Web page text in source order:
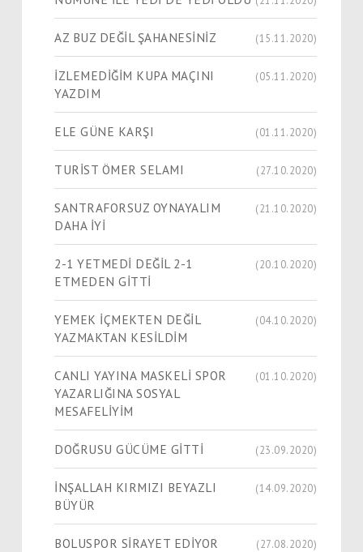
AZ BUZ DEĞİL ŞAHANESİNİZ (15.11.2020)
İZLEMEDİĞİM KUPA MAÇINI
YAZDIM
(05.11.2020)
ELE GÜNE KARŞI (01.11.2020)
TURİST ÖMER SELAMI (27.10.2020)
SANTRAFORSUZ OYNAYALIM
DAHA İYİ
(21.10.2020)
2-1 YETMEDİ DEĞİL 2-1
ETMEDEN GİTTİ
(20.10.2020)
YEMEK İÇMEKTEN DEĞİL
YAZMAKTAN KESİLDİM
(04.10.2020)
CANLI YAYINA MASKELİ SPOR
YAZARLIĞINA SOSYAL
MESAFELİYİM
(01.10.2020)
DOĞRUSU GÜCÜME GİTTİ (23.09.2020)
İNŞALLAH KIRMIZI BEYAZLI
BÜYÜR
(14.09.2020)
BOLUSPOR SİRAYET EDİYOR (27.08.2020)